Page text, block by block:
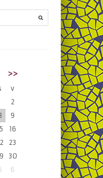
>>
v
2
9
16
23
30
6